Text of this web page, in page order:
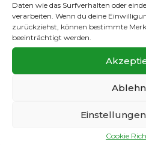
Daten wie das Surfverhalten oder
verarbeiten. Wenn du deine
zurückziehst, können bestimmte
beeinträchtigt werden.
Cookie
verteidigten wir lange
vor Schluss doch noch
ein gerechtes Ergebnis
beide Teams auf
Im Elfmeterschießen
die Nerven: Max und
Keeper Tom parierte
nächste Runde.
Leidenschaft, Mut und